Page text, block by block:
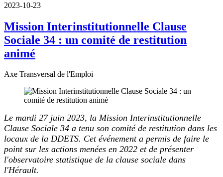
2023-10-23
Mission Interinstitutionnelle Clause
Sociale 34 : un comité de restitution
animé
Axe Transversal de l'Emploi
Le mardi 27 juin 2023, la Mission Interinstitutionnelle
Clause Sociale 34 a tenu son comité de restitution dans les
locaux de la DDETS. Cet événement a permis de faire le
point sur les actions menées en 2022 et de présenter
l'observatoire statistique de la clause sociale dans
l'Hérault.